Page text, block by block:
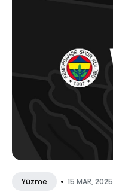
Yüzme • 15 MAR, 2025